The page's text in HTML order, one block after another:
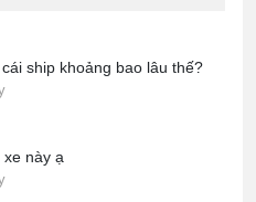
ship khoảng bao lâu thế?
này ạ